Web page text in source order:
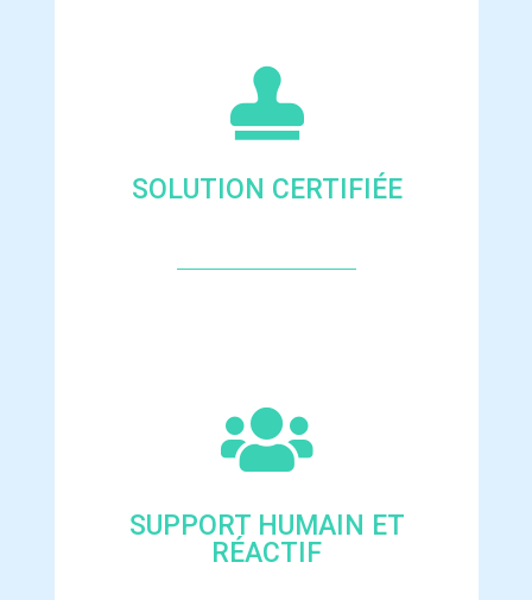

SOLUTION CERTIFIÉE

SUPPORT HUMAIN ET
RÉACTIF